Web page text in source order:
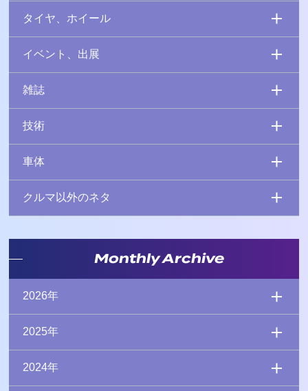
タイヤ、ホイール
イベント、出展
雑誌
技術
車体
クルマ以外のネタ
Monthly Archive
2026年
2025年
2024年